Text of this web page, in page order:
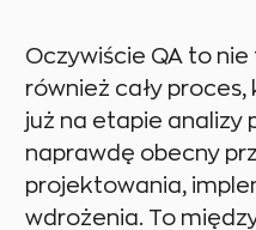
Oczywiście QA to
również cały
już na etapie analizy
naprawdę obecny
projektowania,
wdrożenia. To